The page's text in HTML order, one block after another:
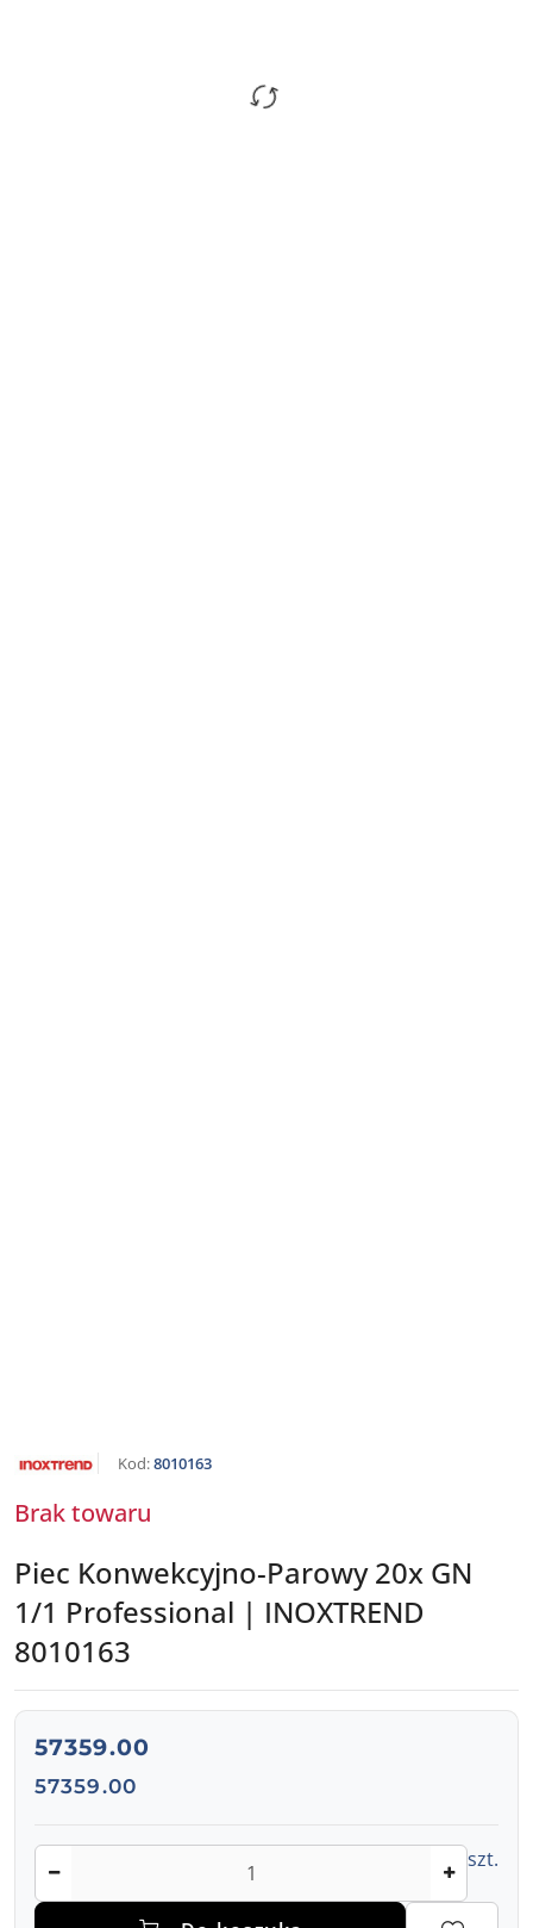
NAZWA
PRODUCENTA:Kod:8010163
Brak towaru
Piec Konwekcyjno-Parowy 20x GN
1/1 Professional | INOXTREND
8010163
Piec konwekcyjno-parowy 20x GN1/1, dotykowe
cena:
57359.00
Cena:
57359.00
Ilość szt.